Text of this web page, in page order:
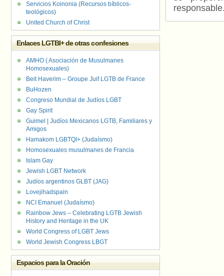
Servicios Koinonia (Recursos bíblicos-
teológicos)
United Church of Christ
Enlaces LGTBI+ de otras confesiones
AMHO ( Asociación de Musulmanes
Homosexuales)
Beit Haverim – Groupe Juif LGTB de France
BuHozen
Congreso Mundial de Judíos LGBT
Gay Spirit
Guimel | Judíos Mexicanos LGTB, Familiares y
Amigos
Hamakom LGBTQI+ (Judaísmo)
Homosexuales musulmanes de Francia
Islam Gay
Jewish LGBT Network
Judíos argentinos GLBT (JAG)
Lovejihadspain
NCI Emanuel (Judaísmo)
Rainbow Jews – Celebrating LGTB Jewish
History and Heritage in the UK
World Congress of LGBT Jews
World Jewish Congress LBGT
Espacios para la Oración